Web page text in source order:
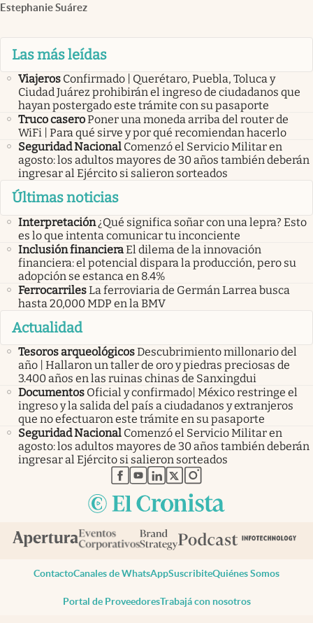
Estephanie Suárez
Las más leídas
Viajeros Confirmado | Querétaro, Puebla, Toluca y
Ciudad Juárez prohibirán el ingreso de ciudadanos que
hayan postergado este trámite con su pasaporte
Truco caseroPoner una moneda arriba del router de
WiFi | Para qué sirve y por qué recomiendan hacerlo
Seguridad Nacional Comenzó el Servicio Militar en
agosto: los adultos mayores de 30 años también deberán
ingresar al Ejército si salieron sorteados
Últimas noticias
Interpretación ¿Qué significa soñar con una lepra? Esto
es lo que intenta comunicar tu inconciente
Inclusión financieraEl dilema de la innovación
financiera: el potencial dispara la producción, pero su
adopción se estanca en 8.4%
FerrocarrilesLa ferroviaria de Germán Larrea busca
hasta 20,000 MDP en la BMV
Actualidad
Tesoros arqueológicosDescubrimiento millonario del
año | Hallaron un taller de oro y piedras preciosas de
3.400 años en las ruinas chinas de Sanxingdui
Documentos Oficial y confirmado| México restringe el
ingreso y la salida del país a ciudadanos y extranjeros
que no efectuaron este trámite en su pasaporte
Seguridad Nacional Comenzó el Servicio Militar en
agosto: los adultos mayores de 30 años también deberán
ingresar al Ejército si salieron sorteados
abre en nueva pestaña
abre en nueva pestaña
abre en nueva pestaña
abre en nueva pestaña
abre en nueva pestaña
ContactoCanales de WhatsAppSuscribiteQuiénes Somos
Portal de ProveedoresTrabajá con nosotros